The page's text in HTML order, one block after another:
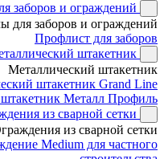
заборов и ограждений
для заборов и ограждений
Профлист для заборов
штакетник
Металлический штакетник
штакетник Grand Line
Металл Профиль
из сварной сетки
из сварной сетки
Medium для частного